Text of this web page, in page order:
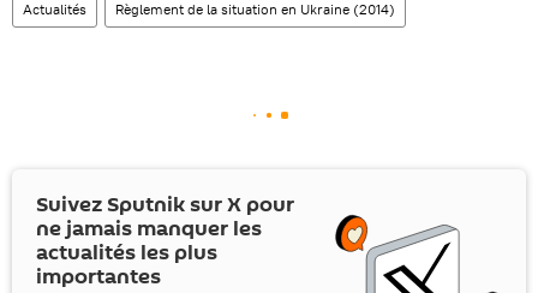
Actualités Règlement de la situation en Ukraine (2014)
Suivez Sputnik surX pour
ne jamais manquer les
actualités les plus
importantes